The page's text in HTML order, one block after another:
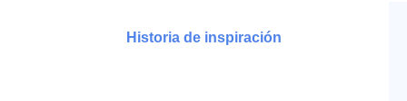
Historia de inspiración